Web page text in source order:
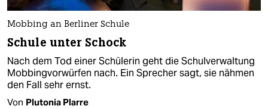
Mobbing an Berliner Schule
Schule unter Schock
Nach dem Tod einer Schülerin geht die Schulverwaltung
Mobbingvorwürfen nach. Ein Sprecher sagt, sie nähmen
den Fall sehr ernst.
Von Plutonia Plarre